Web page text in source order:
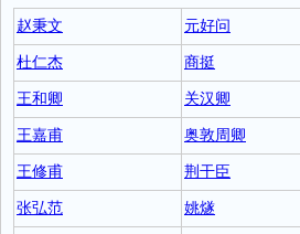
赵秉文 元好问
杜仁杰 商挺
王和卿 关汉卿
王嘉甫 奥敦周卿
王修甫 荆干臣
张弘范 姚燧